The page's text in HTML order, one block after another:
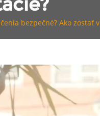
bezpečné? Ako zostať